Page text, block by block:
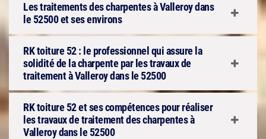
Les traitements des charpentes à Valleroy dans
le 52500 et ses environs
RK toiture 52 : le professionnel qui assure la
solidité de la charpente par les travaux de
traitement à Valleroy dans le 52500
RK toiture 52 et ses compétences pour réaliser
les travaux de traitement des charpentes à
Valleroy dans le 52500